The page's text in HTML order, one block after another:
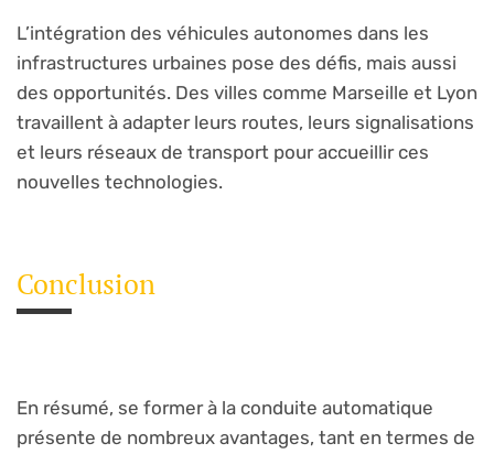
L’intégration des véhicules autonomes dans les
infrastructures urbaines pose des défis, mais aussi
des opportunités. Des villes comme Marseille et Lyon
travaillent à adapter leurs routes, leurs signalisations
et leurs réseaux de transport pour accueillir ces
nouvelles technologies.
Conclusion
En résumé, se former à la conduite automatique
présente de nombreux avantages, tant en termes de